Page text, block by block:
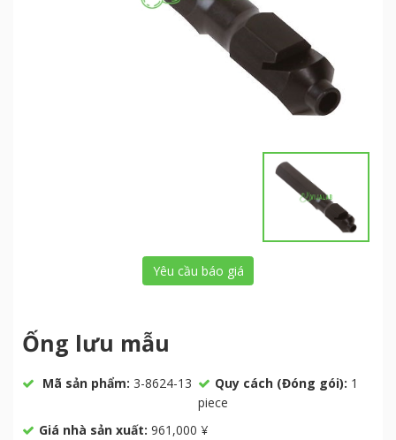
Yêu cầu báo giá
Ống lưu mẫu
Mã sản phẩm: 3-8624-13 Quy cách (Đóng gói): 1
piece
Giá nhà sản xuất: 961,000 ¥